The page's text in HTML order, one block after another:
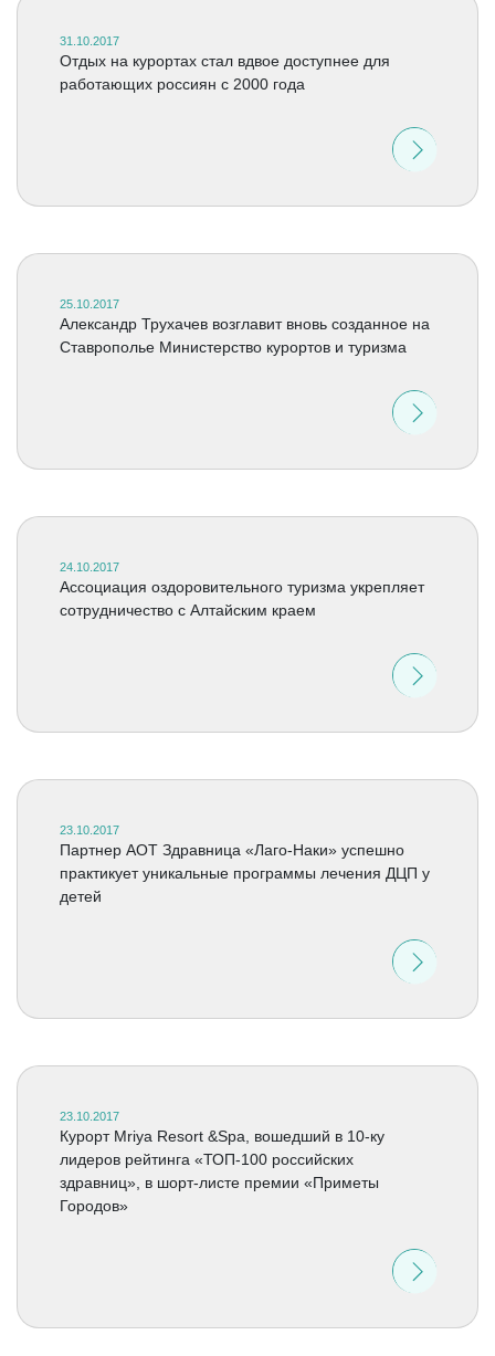
31.10.2017
Отдых на курортах стал вдвое доступнее для
работающих россиян с 2000 года
25.10.2017
Александр Трухачев возглавит вновь созданное на
Ставрополье Министерство курортов и туризма
24.10.2017
Ассоциация оздоровительного туризма укрепляет
сотрудничество с Алтайским краем
23.10.2017
Партнер АОТ Здравница «Лаго-Наки» успешно
практикует уникальные программы лечения ДЦП у
детей
23.10.2017
Курорт Mriya Resort &Spa, вошедший в 10-ку
лидеров рейтинга «ТОП-100 российских
здравниц», в шорт-листе премии «Приметы
Городов»